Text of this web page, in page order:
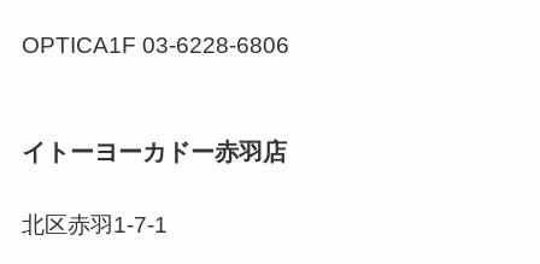
OPTICA1F 03-6228-6806
イトーヨーカドー赤羽店
北区赤羽1-7-1